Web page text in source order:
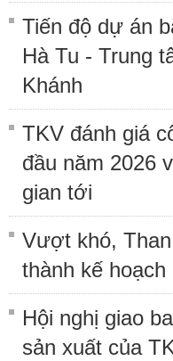
Tiến độ dự án
Hà Tu - Trung
Khánh
TKV đánh giá
đầu năm 2026
gian tới
Vượt khó,
thành kế
Hội nghị giao
sản xuất của